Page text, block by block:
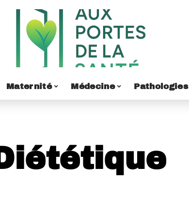
Maternité Médecine Pathologies
Diététique